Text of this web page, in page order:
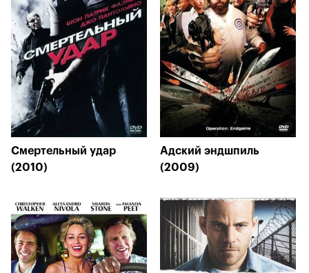
Смертельный удар
(2010)
Адский эндшпиль
(2009)